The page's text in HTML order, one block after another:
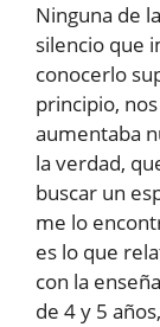
Ninguna de
silencio que
conocerlo
principio,
aumentaba
la verdad,
buscar un
me lo
es lo que
con la
de 4 y 5